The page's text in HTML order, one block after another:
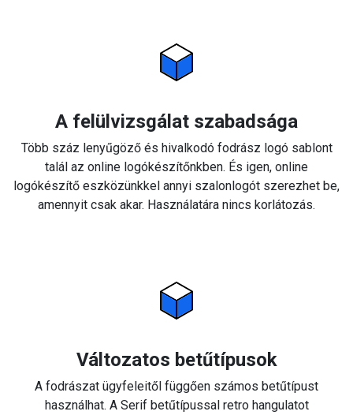
A felülvizsgálat szabadsága
Több száz lenyűgöző és hivalkodó fodrász logó sablont
talál az online logókészítőnkben. És igen, online
logókészítő eszközünkkel annyi szalonlogót szerezhet be,
amennyit csak akar. Használatára nincs korlátozás.
Változatos betűtípusok
A fodrászat ügyfeleitől függően számos betűtípust
használhat. A Serif betűtípussal retro hangulatot